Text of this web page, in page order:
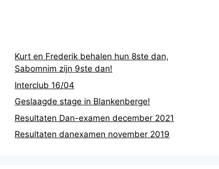
Kurt en Frederik behalen hun 8ste dan,
Sabomnim zijn 9ste dan!
Interclub 16/04
Geslaagde stage in Blankenberge!
Resultaten Dan-examen december 2021
Resultaten danexamen november 2019